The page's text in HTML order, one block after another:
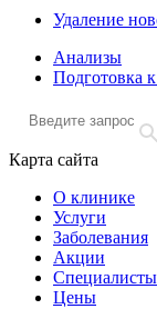
Удаление
Анализы
Подготовка к
Карта сайта
О клинике
Услуги
Заболевания
Акции
Специалисты
Цены